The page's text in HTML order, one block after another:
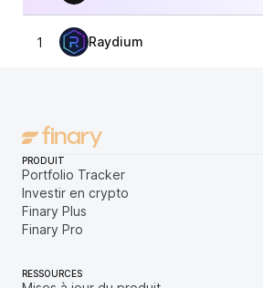
1 Raydium
PRODUIT
Portfolio Tracker
Investir en crypto
Finary Plus
Finary Pro
RESSOURCES